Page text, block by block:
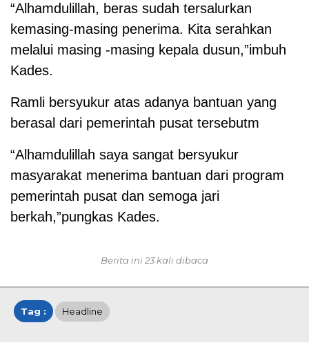
“Alhamdulillah, beras sudah tersalurkan
kemasing-masing penerima. Kita serahkan
melalui masing -masing kepala dusun,”imbuh
Kades.
Ramli bersyukur atas adanya bantuan yang
berasal dari pemerintah pusat tersebutm
“Alhamdulillah saya sangat bersyukur
masyarakat menerima bantuan dari program
pemerintah pusat dan semoga jari
berkah,”pungkas Kades.
Berita ini 23 kali dibaca
Tag : Headline